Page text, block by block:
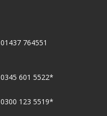
01437 764551
0345 601 5522*
0300 123 5519*